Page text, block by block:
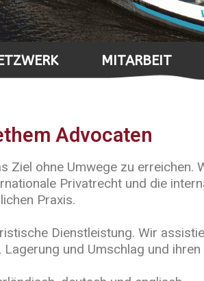
MITARBEIT
Advocaten
ohne Umwege zu erreichen.
Privatrecht und die
Praxis.
Dienstleistung. Wir
und Umschlag und